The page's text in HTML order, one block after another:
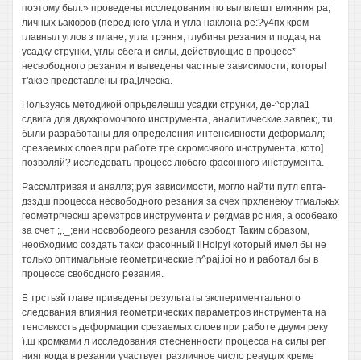
поэтому был:» проведены исследования по вылвлешт влияния ра;
личных ьакюров (переднего угла и угла наклона ре:?у4пх кром
главныл углов з плане, угла трэння, глубины резания и подач; на
усадку струнки, углы сбега и силы, действующие в процесс*
несвободного резания и выведены частные зависимости, которы!
т'акзе представлены гра,[лческа.
Пользуясь методикой опрьделешш усадки струнки, де-^ор;ла1
сдвига для двухкромочпого инструмента, аналитические завлек;, ти
были разработаны для определения интенсивности деформалл;
срезаемых слоев при работе тре.скромсчяого инструмента, кото]
позволяй? исследовать процесс любого фасонного инструмента.
Рассмлтривая и аналлз;;руя зависимости, могло найти путл епта-
дзздш процесса несвободного резания за счех прхленеюу тгмалькьх
геометргческш аремзтров инструмента и регдмав рс ния, а особеако
за счет ;,._;ени носвободеого резанля свободт Таким образом,
необходимо создать такси фасонный iiHoipyi который имел бы не
только оптимальные геометрические n^paj.ioi но и работал бы в
процессе свободного резания.
Б трстьзй главе приведены результаты экспериментального
следования влияния геометрических параметров инструмента на
тенсивкссть деформации срезаемых слоев при работе двумя реку
).ш кромками л исследования стесненности процесса на силы рег
нияг когда в резании участвует различное число реауцлх креме